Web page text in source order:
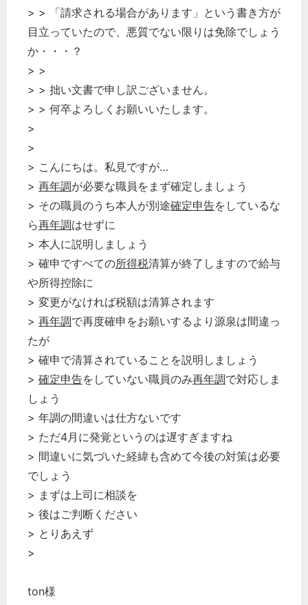
> > 「請求される場合があります」という書き方が
目立っていたので、悪質でない限りは免除でしょう
か・・・？
> >
> > 拙い文書で申し訳ございません。
> > 何卒よろしくお願いいたします。
>
>
> こんにちは。私見ですが…
> 再年調が必要な職員をまず確定しましょう
> その職員のうち本人が別途確定申告をしているな
ら再年調はせずに
> 本人に説明しましょう
> 確申ですべての所得税清算が終了しますので給与
や所得控除に
> 変更がなければ税額は清算されます
> 再年調で再度確申をお願いするより源泉は間違っ
たが
> 確申で清算されていることを説明しましょう
> 確定申告をしていない職員のみ再年調で対応しま
しょう
> 年調の間違いは仕方ないです
> ただ4月に発覚というのは遅すぎますね
> 間違いに気づいた経緯も含めて今後の対策は必要
でしょう
> まずは上司に相談を
> 後はご判断ください
> とりあえず
>
ton様